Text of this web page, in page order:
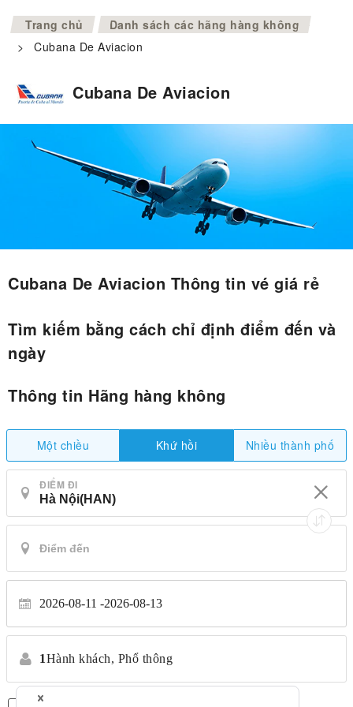
Trang chủ >
Danh sách các hãng hàng không
>
Cubana De Aviacion
Cubana De Aviacion
Cubana De Aviacion Thông tin vé giá rẻ
Tìm kiếm bằng cách chỉ định điểm đến và
ngày
Thông tin Hãng hàng không
Một chiều Khứ hồi Nhiều thành phố
ĐIỂM ĐI
2026-08-11 2026-08-13
1Hành khách, Phổ thông